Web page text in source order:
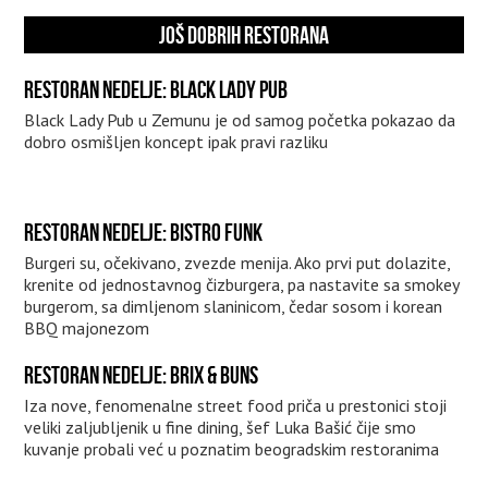
JOŠ DOBRIH RESTORANA
RESTORAN NEDELJE: BLACK LADY PUB
Black Lady Pub u Zemunu je od samog početka pokazao da
dobro osmišljen koncept ipak pravi razliku
RESTORAN NEDELJE: BISTRO FUNK
Burgeri su, očekivano, zvezde menija. Ako prvi put dolazite,
krenite od jednostavnog čizburgera, pa nastavite sa smokey
burgerom, sa dimljenom slaninicom, čedar sosom i korean
BBQ majonezom
RESTORAN NEDELJE: BRIX & BUNS
Iza nove, fenomenalne street food priča u prestonici stoji
veliki zaljubljenik u fine dining, šef Luka Bašić čije smo
kuvanje probali već u poznatim beogradskim restoranima